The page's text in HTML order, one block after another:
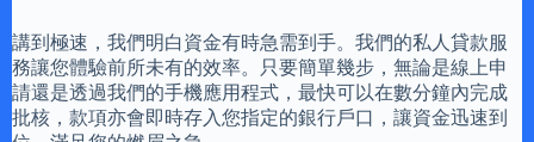
講到極速，我們明白資金有時急需到手。我們的私人貸款服
務讓您體驗前所未有的效率。只要簡單幾步，無論是線上申
請還是透過我們的手機應用程式，最快可以在數分鐘內完成
批核，款項亦會即時存入您指定的銀行戶口，讓資金迅速到